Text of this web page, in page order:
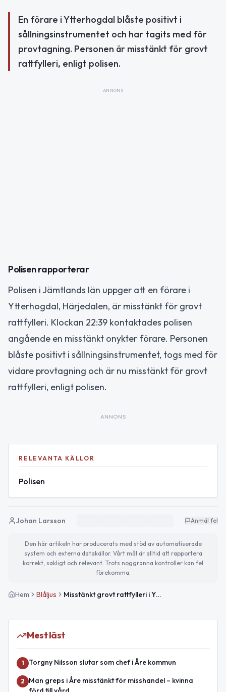
En förare i Ytterhogdal blåste positivt i
sållningsinstrumentet och har tagits med för
provtagning. Personen är misstänkt för grovt
rattfylleri, enligt polisen.
ANNONS
Polisen rapporterar
Polisen i Jämtlands län uppger att en förare i
Ytterhogdal, Härjedalen, är misstänkt för grovt
rattfylleri. Klockan 22:39 kontaktades polisen
angående en misstänkt onykter förare. Personen
blåste positivt i sållningsinstrumentet, togs med för
vidare provtagning och är nu misstänkt för grovt
rattfylleri, enligt polisen.
ANNONS
RELEVANTA KÄLLOR
Polisen
Johan Larsson Anmäl fel
Den här artikeln har producerats med stöd av automatiserade
system och externa datakällor. Vårt mål är alltid att rapportera
korrekt, sakligt och relevant. Trots noggranna kontroller kan fel
förekomma.
Hem Blåljus Misstänkt grovt rattfylleri i Ytterhogdal – sammanfattning från Jämtlands län
Mest läst
1 Torgny Nilsson slutar som chef i Åre kommun
2
Man greps i Åre misstänkt för misshandel – kvinna